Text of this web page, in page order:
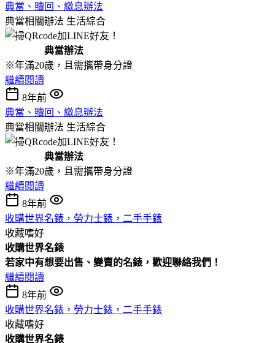
典當、贖回、繳息辦法
典當相關辦法 生活綜合
典當辦法
※年滿20歲，且需攜帶身分證
繼續閱讀
8年前
典當、贖回、繳息辦法
典當相關辦法 生活綜合
典當辦法
※年滿20歲，且需攜帶身分證
繼續閱讀
8年前
收購世界名錶，勞力士錶，二手手錶
收藏嗜好
收購世界名錶
若家中有想要出售、變賣的名錶，歡迎聯絡我們！
繼續閱讀
8年前
收購世界名錶，勞力士錶，二手手錶
收藏嗜好
收購世界名錶